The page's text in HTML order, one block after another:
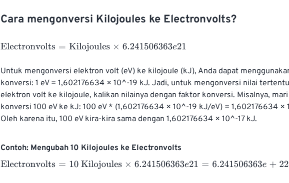
Cara mengonversi Kilojoules ke Electronvolts?
Electronvolts=Kilojoules×6.241506363e21
Untuk mengonversi elektron volt (eV) ke kilojoule (kJ), Anda dapat
konversi: 1 eV = 1,602176634 × 10^-19 kJ. Jadi, untuk mengonversi nilai
elektron volt ke kilojoule, kalikan nilainya dengan faktor konversi. Misalnya,
konversi 100 eV ke kJ: 100 eV * (1,602176634 × 10^-19 kJ/eV) = 1,602176634 ×
Oleh karena itu, 100 eV kira-kira sama dengan 1,602176634 × 10^-17 kJ.
Contoh: Mengubah 10 Kilojoules ke Electronvolts
Electronvolts=10 Kilojoules×6.241506363e21=6.241506363e+22 Electronvolts